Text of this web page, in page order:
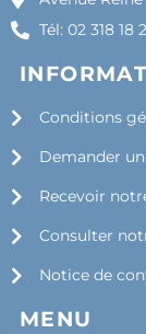
Tél: 02 318 18
Conditions
Demander
Recevoir
Consulter
Notice de
MENU